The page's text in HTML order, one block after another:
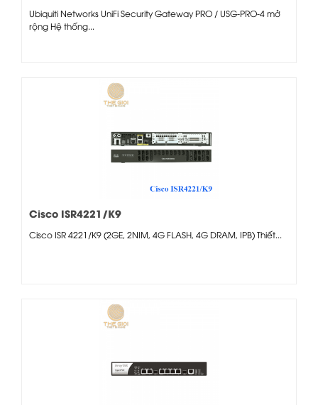
Ubiquiti Networks UniFi Security Gateway PRO / USG-PRO-4 mở
rộng Hệ thống...
Cisco ISR4221/K9
Cisco ISR 4221/K9 (2GE, 2NIM, 4G FLASH, 4G DRAM, IPB) Thiết...